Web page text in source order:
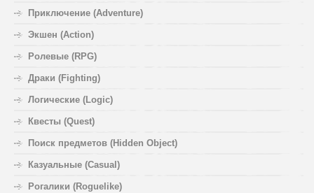
Приключение (Adventure)
Экшен (Action)
Ролевые (RPG)
Драки (Fighting)
Логические (Logic)
Квесты (Quest)
Поиск предметов (Hidden Object)
Казуальные (Casual)
Рогалики (Roguelike)